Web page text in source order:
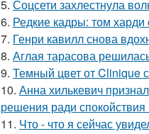
5. Соцсети захлестнула
6. Редкие кадры: том
7. Генри кавилл снова
8. Аглая тарасова
9. Темный цвет от Clinique
10. Анна хилькевич
решения ради спокойствия
11. Что - что я сейчас